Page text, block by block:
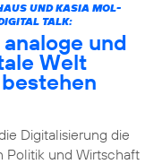
UND KASIA MOL-
TALK:
und
Welt
Digitalisierung die
Politik und Wirtschaft